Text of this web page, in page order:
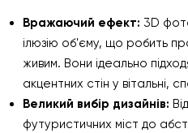
Вражаючий ефект: 3D
ілюзію об'єму, що робить
живим. Вони ідеально
акцентних стін у вітальні,
Великий вибір дизайнів:
футуристичних міст до